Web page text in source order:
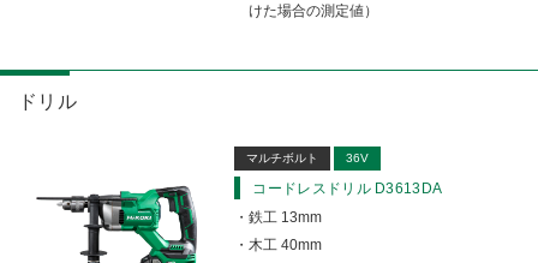
けた場合の測定値）
ドリル
マルチボルト 36V
コードレスドリル D3613DA
鉄工 13mm
木工 40mm